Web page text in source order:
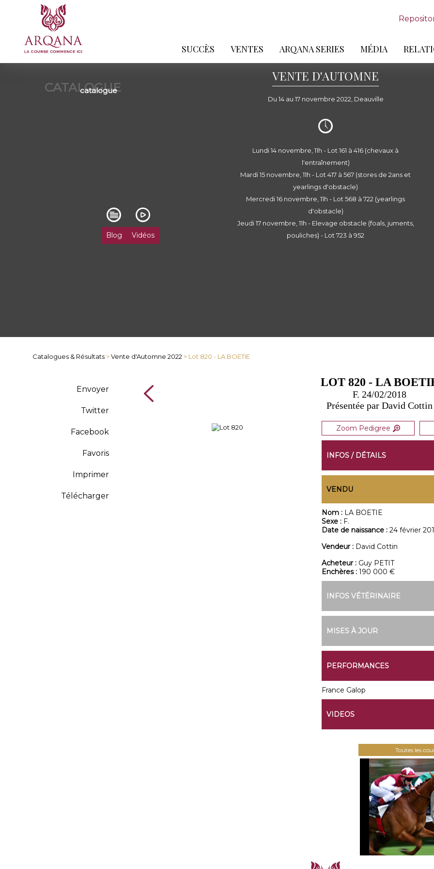
SUCCÈS VENTES ARQANA SERIES MÉDIA
CATALOGUE
catalogue
VENTE D'AUTOMNE
Du 14 au 17 novembre 2022, Deauville
Blog Vidéos
Lundi 14 novembre, 11h - Lot 161 à 416 (chevaux à
l'entraînement)
Mardi 15 novembre, 11h - Lot 417 à 567 (stores de 2ans et
yearlings d'obstacle)
Mercredi 16 novembre, 11h - Lot 568 à 722 (yearlings
d'obstacle)
Jeudi 17 novembre, 11h - Elevage obstacle (foals, juments,
pouliches) - Lot 723 à 952
Catalogues & Résultats >Vente d'Automne 2022 > Lot 820 - LA BOETIE
Envoyer
Twitter
Facebook
Favoris
Imprimer
Télécharger
LOT 820 - LA
F. 24/02/2018
Présentée par David Cottin
Zoom Pedigree
INFOS / DÉTAILS
VENDU
Nom : LA BOETIE
Sexe : F.
Date de naissance : 24 février
Vendeur : David Cottin
Acheteur : Guy PETIT
Enchères : 190 000 €
INFOS VÉTÉRINAIRE
MISES À JOUR
PERFORMANCES
France Galop
VIDEOS
Toutes les